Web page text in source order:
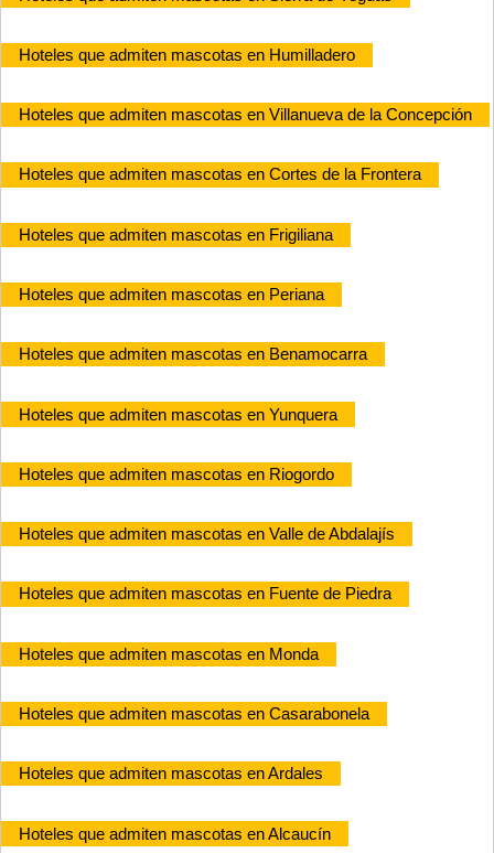
Hoteles que admiten mascotas en Humilladero
Hoteles que admiten mascotas en Villanueva de la Concepción
Hoteles que admiten mascotas en Cortes de la Frontera
Hoteles que admiten mascotas en Frigiliana
Hoteles que admiten mascotas en Periana
Hoteles que admiten mascotas en Benamocarra
Hoteles que admiten mascotas en Yunquera
Hoteles que admiten mascotas en Riogordo
Hoteles que admiten mascotas en Valle de Abdalajís
Hoteles que admiten mascotas en Fuente de Piedra
Hoteles que admiten mascotas en Monda
Hoteles que admiten mascotas en Casarabonela
Hoteles que admiten mascotas en Ardales
Hoteles que admiten mascotas en Alcaucín